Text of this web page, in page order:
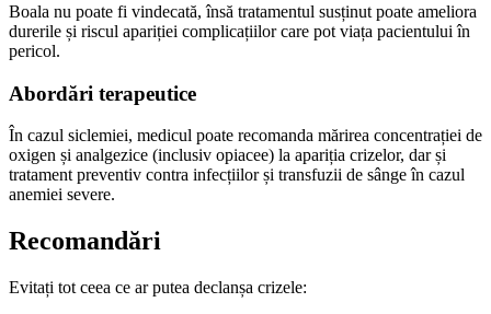
Boala nu poate fi vindecată, însă tratamentul susținut poate ameliora
durerile și riscul apariției complicațiilor care pot viața pacientului în
pericol.
Abordări terapeutice
În cazul siclemiei, medicul poate recomanda mărirea concentrației de
oxigen și analgezice (inclusiv opiacee) la apariția crizelor, dar și
tratament preventiv contra infecțiilor și transfuzii de sânge în cazul
anemiei severe.
Recomandări
Evitați tot ceea ce ar putea declanșa crizele: